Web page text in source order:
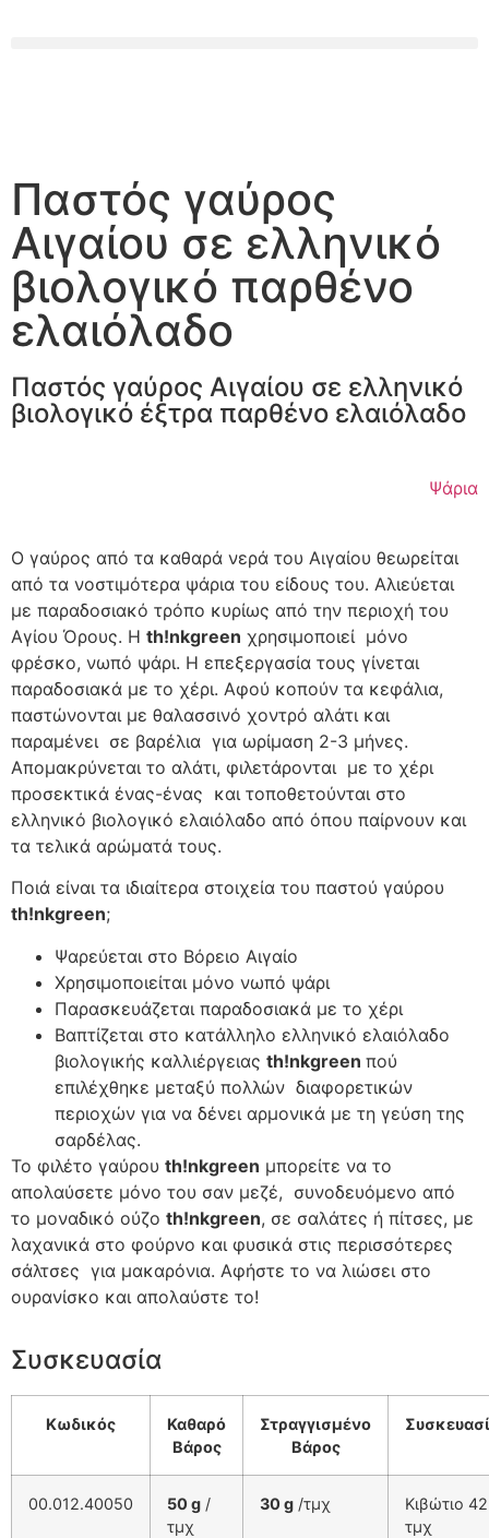
Παστός γαύρος
Αιγαίου σε ελληνικό
βιολογικό παρθένο
ελαιόλαδο
Παστός γαύρος Αιγαίου σε ελληνικό
βιολογικό έξτρα παρθένο ελαιόλαδο
Ψάρια
Ο γαύρος από τα καθαρά νερά του Αιγαίου θεωρείται
από τα νοστιμότερα ψάρια του είδους του. Αλιεύεται
με παραδοσιακό τρόπο κυρίως από την περιοχή του
Αγίου Όρους. Η th!nkgreen χρησιμοποιεί μόνο
φρέσκο, νωπό ψάρι. Η επεξεργασία τους γίνεται
παραδοσιακά με το χέρι. Αφού κοπούν τα κεφάλια,
παστώνονται με θαλασσινό χοντρό αλάτι και
παραμένει σε βαρέλια για ωρίμαση 2-3 μήνες.
Απομακρύνεται το αλάτι, φιλετάρονται με το χέρι
προσεκτικά ένας-ένας και τοποθετούνται στο
ελληνικό βιολογικό ελαιόλαδο από όπου παίρνουν και
τα τελικά αρώματά τους.
Ποιά είναι τα ιδιαίτερα στοιχεία του παστού γαύρου
th!nkgreen;
Ψαρεύεται στο Βόρειο Αιγαίο
Χρησιμοποιείται μόνο νωπό ψάρι
Παρασκευάζεται παραδοσιακά με το χέρι
Βαπτίζεται στο κατάλληλο ελληνικό ελαιόλαδο
βιολογικής καλλιέργειας th!nkgreen πού
επιλέχθηκε μεταξύ πολλών διαφορετικών
περιοχών για να δένει αρμονικά με τη γεύση της
σαρδέλας.
Το φιλέτο γαύρου th!nkgreen μπορείτε να το
απολαύσετε μόνο του σαν μεζέ, συνοδευόμενο από
το μοναδικό ούζο th!nkgreen, σε σαλάτες ή πίτσες, με
λαχανικά στο φούρνο και φυσικά στις περισσότερες
σάλτσες για μακαρόνια. Αφήστε το να λιώσει στο
ουρανίσκο και απολαύστε το!
Συσκευασία
Κωδικός
Καθαρό
Βάρος
Στραγγισμένο
Βάρος
00.012.40050 50 g /
τμχ
30 g /τμχ
Κιβώτιο 42
τμχ